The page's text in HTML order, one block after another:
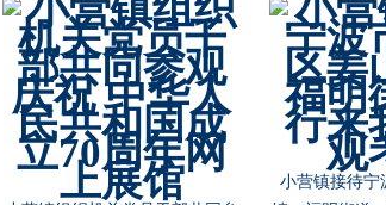
朝阳川镇开展“不忘初心，牢记
使命”主题教育宣讲活动
朝阳川镇党委
问部